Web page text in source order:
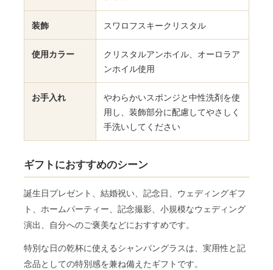
装飾 スワロフスキークリスタル
使用カラー
クリスタルアンホイル、オーロラア
ンホイル使用
お手入れ
やわらかいスポンジと中性洗剤を使
用し、装飾部分に配慮してやさしく
手洗いしてください
ギフトにおすすめのシーン
誕生日プレゼント、結婚祝い、記念日、ウェディングギフ
ト、ホームパーティー、記念撮影、小規模なウェディング
演出、自分へのご褒美などにおすすめです。
特別な日の乾杯に使えるシャンパングラスは、実用性と記
念品としての特別感を兼ね備えたギフトです。